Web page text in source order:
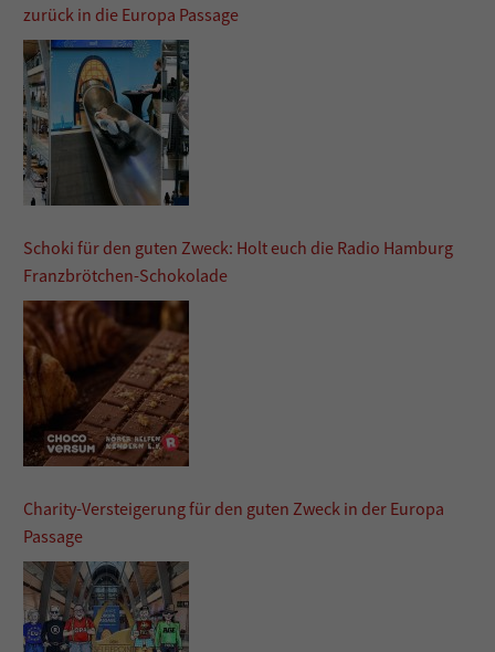
zurück in die Europa Passage
Schoki für den guten Zweck: Holt euch die Radio Hamburg
Franzbrötchen-Schokolade
Charity-Versteigerung für den guten Zweck in der Europa
Passage